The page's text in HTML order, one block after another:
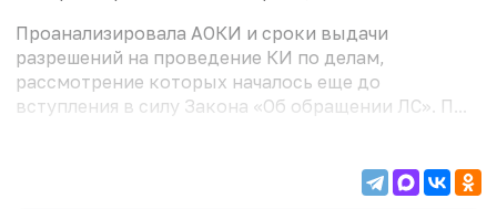
Проанализировала АОКИ и сроки выдачи
разрешений на проведение КИ по делам,
рассмотрение которых началось еще до
вступления в силу Закона «Об обращении ЛС». П...